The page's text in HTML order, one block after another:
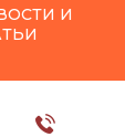
И